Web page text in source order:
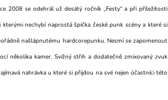
2008 se odehrál už desátý ročník „Festy“ a při příležitosti
nechybí naprostá špička české punk scény a které si
našlápnutému hardcorepunku. Nesmí se zapomenout
několika kamer. Svižný střih a dodatečně zmixovaný zvuk
nahrávka u které si přijdou na své nejen účastníci této